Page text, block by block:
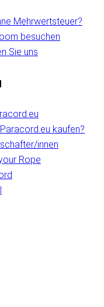
Mehrwertsteuer?
besuchen
Sie uns
kaufen?
innen
Rope